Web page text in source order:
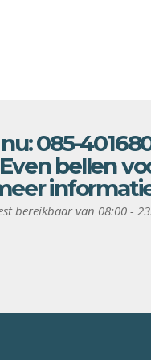
085-
Even bellen
bereikbaar van 08:00 -